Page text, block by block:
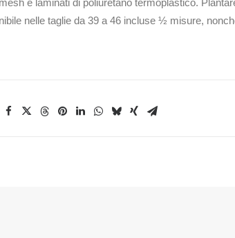
e laminati di poliuretano termoplastico.
nelle taglie da 39 a 46 incluse ½ misure,